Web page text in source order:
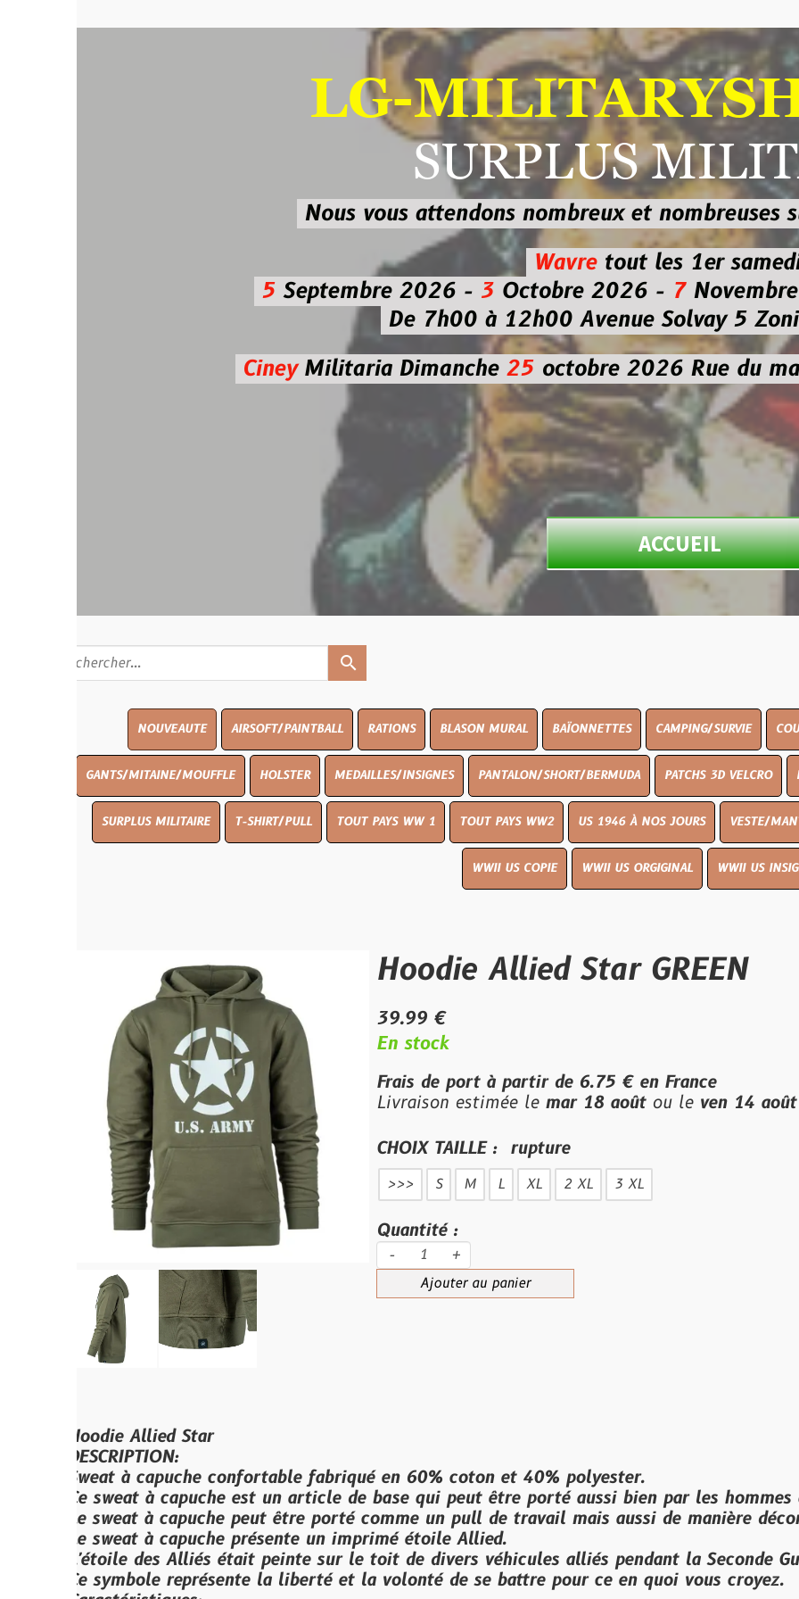
LG-
SURPLUS
Nous vous attendons nombreux et nombreusessur les
Wavre
tout les 1er samedi
Septembre 2026 -3Octobre 2026 - 7Novembre 2026
De 7h00 à 12h00 Avenue Solvay 5 Zoning
MilitariaDimanche25octobre 2026Rue du marché
ACCUEIL
AIRSOFT/PAINTBALL RATIONS BLASON MURAL BAÏONNETTES CAMPING/SURVIE COUTELLERIE
GANTS/MITAINE/MOUFFLE HOLSTER MEDAILLES/INSIGNES PANTALON/SHORT/BERMUDA PATCHS 3D VELCRO PEINTURE
SURPLUS MILITAIRE T-SHIRT/PULL TOUT PAYS WW 1 TOUT PAYS WW2 US 1946 À NOS JOURS VESTE/MANTEAU
WWII US COPIE WWII US ORGIGINAL WWII US INSIGNES
Hoodie Allied Star GREEN
39.99 €
En stock
Frais de port à partir de 6.75 €en France
Livraison estimée lemar 18 aoûtou leven 14 aoûten
CHOIX TAILLE : rupture
>>> M XL 2 XL 3 XL
Quantité :
Ajouter au panier
Allied Star
à capuche confortable fabriqué en 60% coton et 40% polyester.
sweat à capuche est un article de base qui peut être porté aussi bien par les hommes que par
sweat à capuche peut être porté comme un pull de travail mais aussi de manière décontractée
sweat à capuche présente un imprimé étoile Allied.
des Alliés était peinte sur le toit de divers véhicules alliés pendant la Seconde Guerre
symbole représente la liberté et la volonté de se battre pour ce en quoi vous croyez.